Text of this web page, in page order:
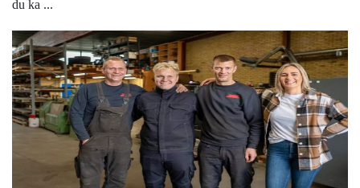
du ka ...